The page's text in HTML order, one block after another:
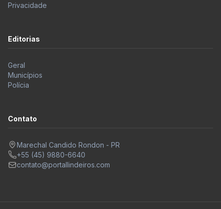
Privacidade
Editorias
Geral
Municípios
Polícia
Contato
Marechal Candido Rondon - PR
+55 (45) 9880-6640
contato@portallindeiros.com